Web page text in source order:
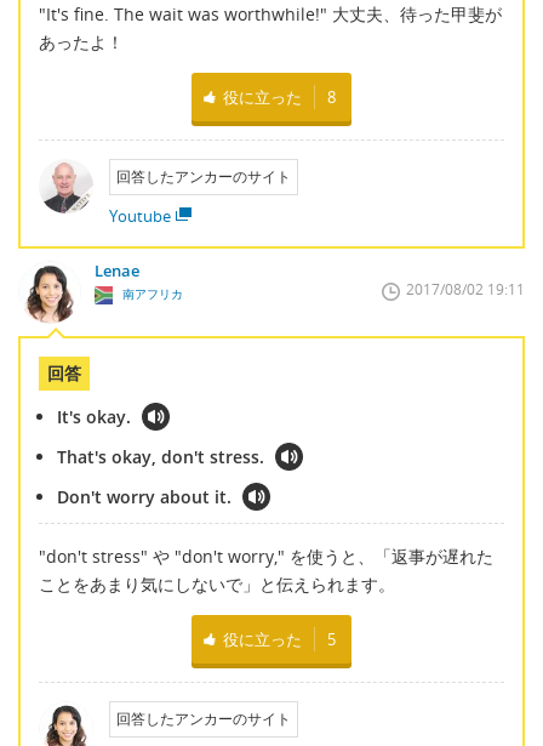
"It's fine. The wait was worthwhile!" 大丈夫、待った甲斐が
あったよ！
役に立った 8
回答したアンカーのサイト
Youtube
Lenae
南アフリカ 2017/08/02 19:11
回答
It's okay.
That's okay, don't stress.
Don't worry about it.
"don't stress" や "don't worry," を使うと、「返事が遅れた
ことをあまり気にしないで」と伝えられます。
役に立った 5
回答したアンカーのサイト